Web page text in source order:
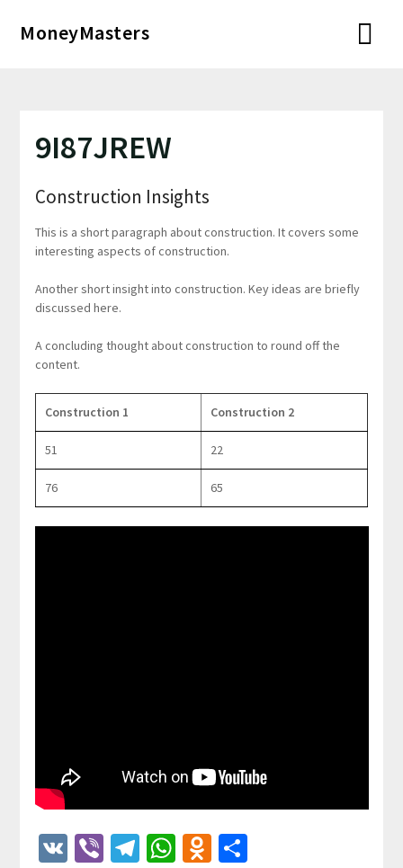
MoneyMasters
9I87JREW
Construction Insights
This is a short paragraph about construction. It covers some
interesting aspects of construction.
Another short insight into construction. Key ideas are briefly
discussed here.
A concluding thought about construction to round off the
content.
Construction 1 Construction 2
51 22
76 65
VKViberTelegram
WhatsApp
Odnoklassniki
Отправить